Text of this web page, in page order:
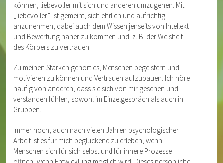
können, liebevoller mit sich und anderen umzugehen. Mit
„liebevoller“ ist gemeint, sich ehrlich und aufrichtig
anzunehmen, dabei auch dem Wissen jenseits von Intellekt
und Bewertung näher zu kommen und z. B. der Weisheit
des Körpers zu vertrauen.
Zu meinen Stärken gehört es, Menschen begeistern und
motivieren zu können und Vertrauen aufzubauen. Ich höre
häufig von anderen, dass sie sich von mir gesehen und
verstanden fühlen, sowohl im Einzelgespräch als auch in
Gruppen.
Immer noch, auch nach vielen Jahren psychologischer
Arbeit ist es für mich beglückend zu erleben, wenn
Menschen sich für sich selbst und für innere Prozesse